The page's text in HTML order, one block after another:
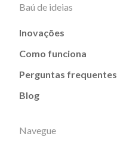
Baú de ideias
Inovações
Como funciona
Perguntas frequentes
Blog
Navegue